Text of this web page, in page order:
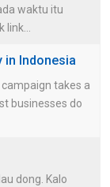
waktu itu
in Indonesia
takes a
businesses do
dong. Kalo